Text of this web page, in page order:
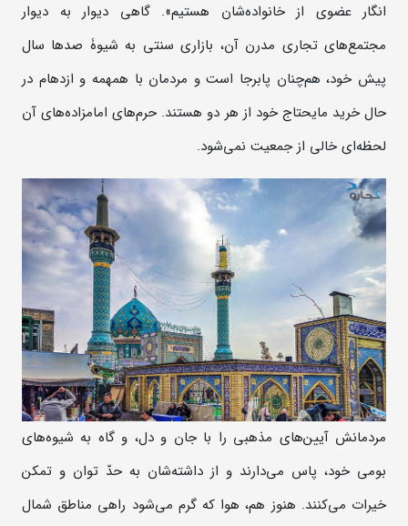
انگار عضوی از خانواده‌شان هستیم». گاهی دیوار به دیوار
مجتمع‌های تجاری مدرن آن، بازاری سنتی به شیوۀ صدها سال
پیش خود، هم‌چنان پابرجا است و مردمان با همهمه و ازدهام در
حال خرید مایحتاج خود از هر دو هستند. حرم‌های امامزاده‌های آن
لحظه‌ای خالی از جمعیت نمی‌شود.
مردمانش آیین‌های مذهبی را با جان و دل، و گاه به شیوه‌های
بومی خود، پاس می‌دارند و از داشته‌شان به حدّ توان و تمکن
خیرات می‌کنند. هنوز هم، هوا که گرم می‌شود راهی مناطق شمال